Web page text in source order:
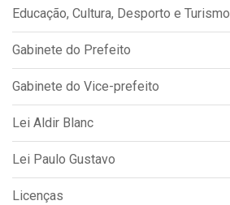
Educação, Cultura, Desporto e Turismo
Gabinete do Prefeito
Gabinete do Vice-prefeito
Lei Aldir Blanc
Lei Paulo Gustavo
Licenças